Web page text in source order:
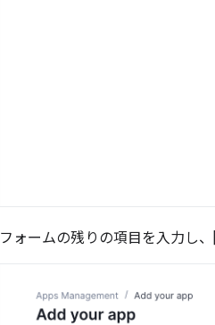
フォームの残りの項目を入力し